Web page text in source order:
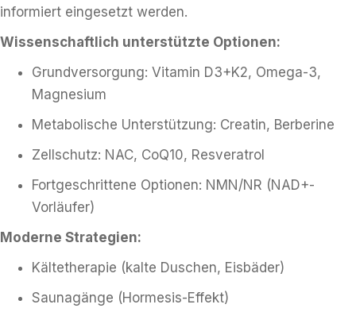
informiert eingesetzt werden.
Wissenschaftlich unterstützte Optionen:
Grundversorgung: Vitamin D3+K2, Omega-3,
Magnesium
Metabolische Unterstützung: Creatin, Berberine
Zellschutz: NAC, CoQ10, Resveratrol
Fortgeschrittene Optionen: NMN/NR (NAD+-
Vorläufer)
Moderne Strategien:
Kältetherapie (kalte Duschen, Eisbäder)
Saunagänge (Hormesis-Effekt)